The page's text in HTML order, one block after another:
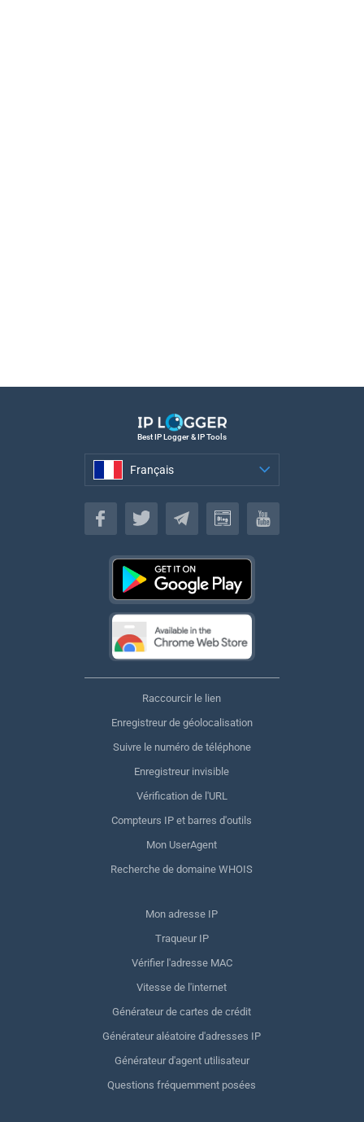
Best IP Logger & IP Tools
Français
Français
Raccourcir le lien
Enregistreur de géolocalisation
Suivre le numéro de téléphone
Enregistreur invisible
Vérification de l'URL
Compteurs IP et barres d'outils
Mon UserAgent
Recherche de domaine WHOIS
Mon adresse IP
Traqueur IP
Vérifier l'adresse MAC
Vitesse de l'internet
Générateur de cartes de crédit
Générateur aléatoire d'adresses IP
Générateur d'agent utilisateur
Questions fréquemment posées